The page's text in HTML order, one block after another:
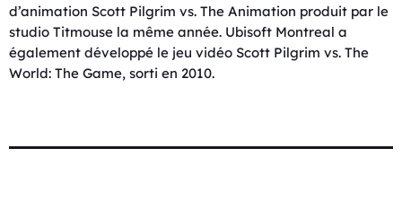
d’animation Scott Pilgrim vs. The Animation produit par le
studio Titmouse la même année. Ubisoft Montreal a
également développé le jeu vidéo Scott Pilgrim vs. The
World: The Game, sorti en 2010.